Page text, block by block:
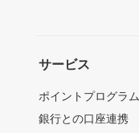
サービス
ポイントプログラム
銀行との口座連携